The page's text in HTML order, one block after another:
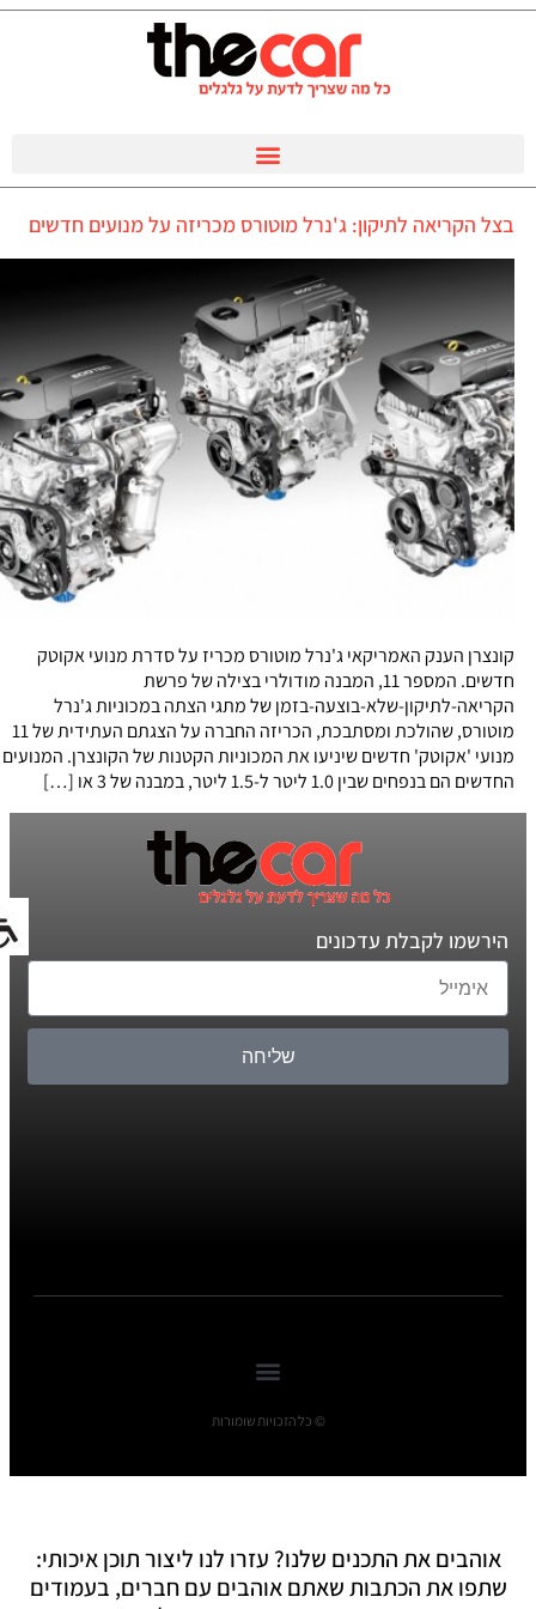
בצל הקריאה לתיקון: ג'נרל מוטורס מכריזה על מנועים חדשים
קונצרן הענק האמריקאי ג'נרל מוטורס מכריז על סדרת מנועי אקוטק
חדשים. המספר 11, המבנה מודולרי בצילה של פרשת
הקריאה-לתיקון-שלא-בוצעה-בזמן של מתגי הצתה במכוניות ג'נרל
מוטורס, שהולכת ומסתבכת, הכריזה החברה על הצגתם העתידית של 11
מנועי 'אקוטק' חדשים שיניעו את המכוניות הקטנות של הקונצרן. המנועים
החדשים הם בנפחים שבין 1.0 ליטר ל-1.5 ליטר, במבנה של 3 או […]
הירשמו לקבלת עדכונים
שליחה
© כל הזכויות שומורות
אוהבים את התכנים שלנו? עזרו לנו ליצור תוכן איכותי:
שתפו את הכתבות שאתם אוהבים עם חברים, בעמודים